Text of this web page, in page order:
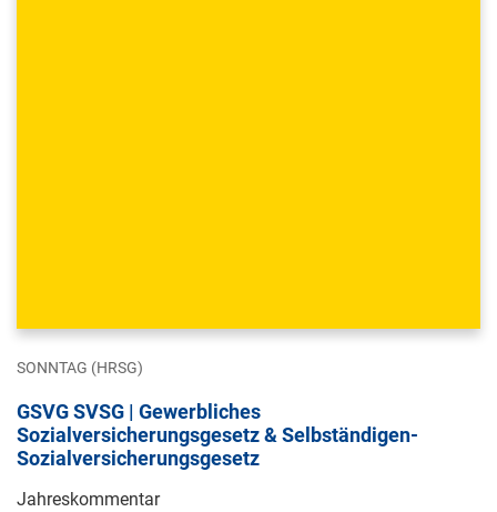
SONNTAG (HRSG)
GSVG SVSG | Gewerbliches
Sozialversicherungsgesetz & Selbständigen-
Sozialversicherungsgesetz
Jahreskommentar